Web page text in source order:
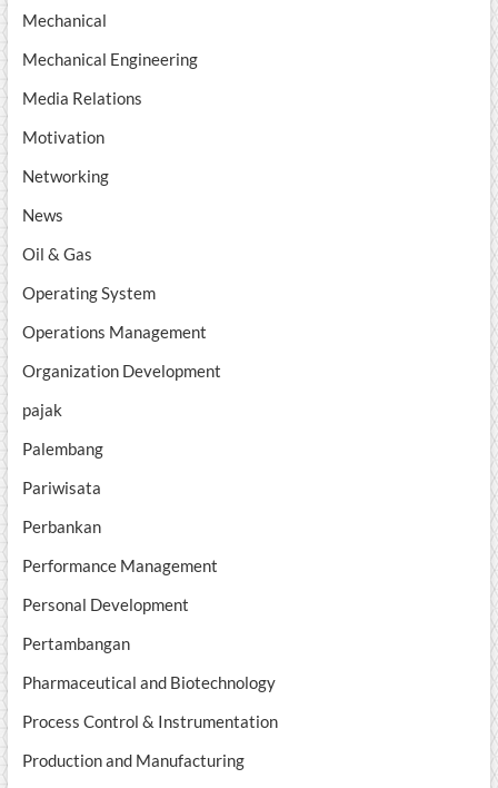
Mechanical
Mechanical Engineering
Media Relations
Motivation
Networking
News
Oil & Gas
Operating System
Operations Management
Organization Development
pajak
Palembang
Pariwisata
Perbankan
Performance Management
Personal Development
Pertambangan
Pharmaceutical and Biotechnology
Process Control & Instrumentation
Production and Manufacturing